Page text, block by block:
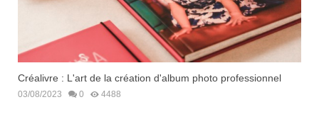
Créalivre : L'art de la création d'album photo professionnel
03/08/2023 0 4488